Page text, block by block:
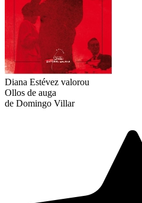
Diana Estévez valorou
Ollos de auga
de Domingo Villar